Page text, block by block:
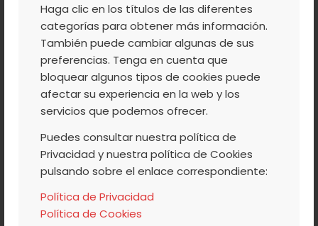
Haga clic en los títulos de las diferentes
categorías para obtener más información.
También puede cambiar algunas de sus
preferencias. Tenga en cuenta que
bloquear algunos tipos de cookies puede
afectar su experiencia en la web y los
servicios que podemos ofrecer.
Puedes consultar nuestra política de
Privacidad y nuestra política de Cookies
pulsando sobre el enlace correspondiente:
Política de Privacidad
Política de Cookies
descubrir la esencia del Valle en su periodo
más interesante y genuino.
Leer más
8 MAYO, 2017
/ 0 COMENTARIOS
/ PORACVJ